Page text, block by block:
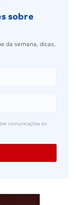
sobre
da semana, dicas,
comunicações do